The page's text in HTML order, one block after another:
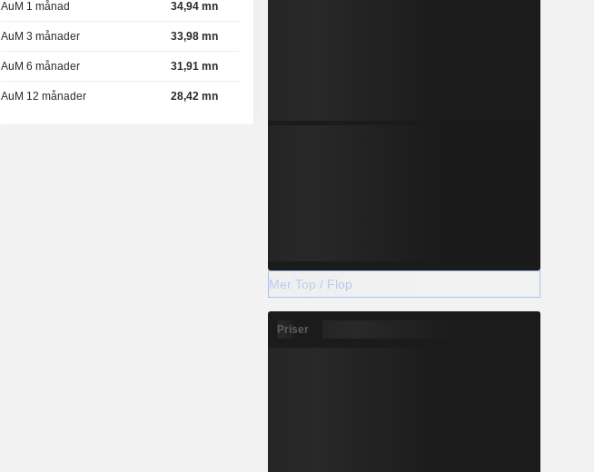
AuM 1 månad 34,94 mn
AuM 3 månader 33,98 mn
AuM 6 månader 31,91 mn
AuM 12 månader 28,42 mn
Mer Top / Flop
Priser